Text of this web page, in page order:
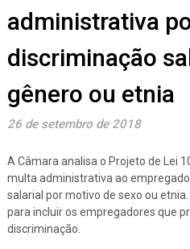
administrativa
discriminação
gênero ou etnia
26 de setembro de 2018
A Câmara analisa o Projeto de Lei
multa administrativa ao
salarial por motivo de sexo ou
para incluir os empregadores que
discriminação.